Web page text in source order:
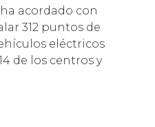
acordado con
312 puntos de
eléctricos
de los centros y